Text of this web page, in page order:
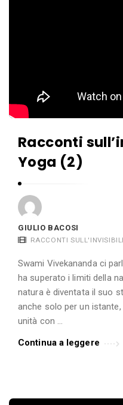
Racconti
Yoga (2)
GIULIO BACOSI
RACCONTI
Swami Vivekananda ci
ha superato i limiti della
natura è diventata il suo
anche solo per un
unità con …
Continua a leggere